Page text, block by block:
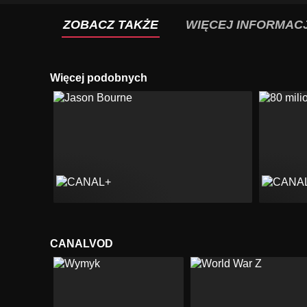
ZOBACZ TAKŻE WIĘCEJ
Więcej podobnych
CANALVOD